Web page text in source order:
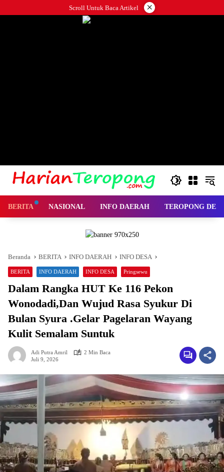
ke
Scroll Untuk Baca Artikel ×
BERITA NASIONAL INFO DAERAH TEROPONG
Beranda BERITA INFO DAERAH INFO DESA
BERITA INFO DAERAH INFO DESA Pringsewu
Dalam Rangka HUT Ke 116 Pekon
Wonodadi,Dan Wujud Rasa Syukur Di
Bulan Syura .Gelar Pagelaran Wayang
Kulit Semalam Suntuk
Adi Putra Amril
2 Min Baca
Juli 9, 2026